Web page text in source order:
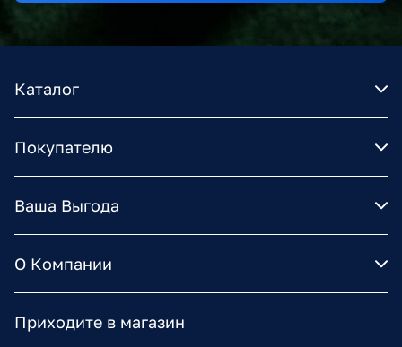
Каталог
Покупателю
Ваша Выгода
О Компании
Приходите в магазин